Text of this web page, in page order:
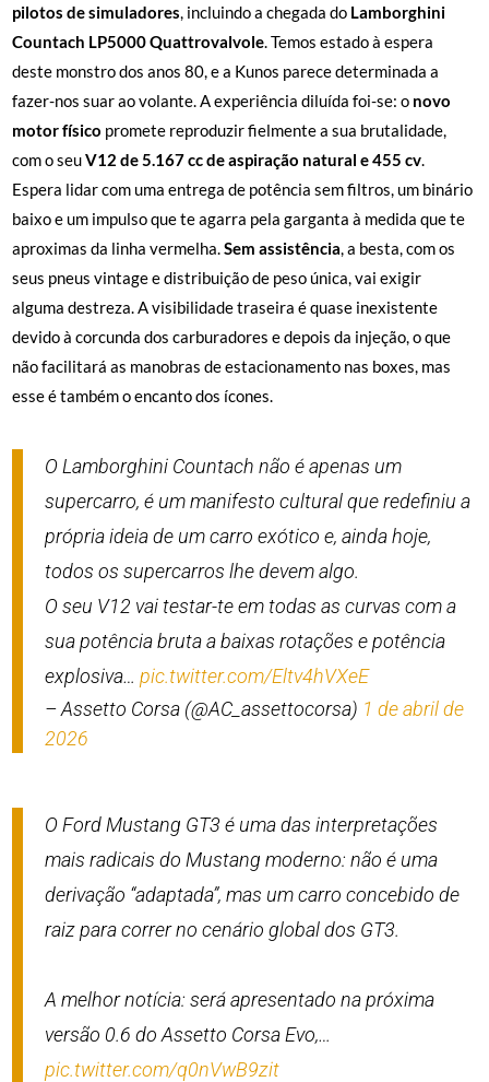
pilotos de simuladores, incluindo a chegada do Lamborghini
Countach LP5000 Quattrovalvole. Temos estado à espera
deste monstro dos anos 80, e a Kunos parece determinada a
fazer-nos suar ao volante. A experiência diluída foi-se: o novo
motor físico promete reproduzir fielmente a sua brutalidade,
com o seuV12 de 5.167 cc de aspiração natural e 455 cv.
Espera lidar com uma entrega de potência sem filtros, um binário
baixo e um impulso que te agarra pela garganta à medida que te
aproximas da linha vermelha.Sem assistência, a besta, com os
seus pneus vintage e distribuição de peso única, vai exigir
alguma destreza. A visibilidade traseira é quase inexistente
devido à corcunda dos carburadores e depois da injeção, o que
não facilitará as manobras de estacionamento nas boxes, mas
esse é também o encanto dos ícones.
O Lamborghini Countach não é apenas um
supercarro, é um manifesto cultural que redefiniu a
própria ideia de um carro exótico e, ainda hoje,
todos os supercarros lhe devem algo.
O seu V12 vai testar-te em todas as curvas com a
sua potência bruta a baixas rotações e potência
explosiva…pic.twitter.com/Eltv4hVXeE
– Assetto Corsa (@AC_assettocorsa) 1 de abril de
2026
O Ford Mustang GT3 é uma das interpretações
mais radicais do Mustang moderno: não é uma
derivação “adaptada”, mas um carro concebido de
raiz para correr no cenário global dos GT3.
A melhor notícia: será apresentado na próxima
versão 0.6 do Assetto Corsa Evo,…
pic.twitter.com/q0nVwB9zit